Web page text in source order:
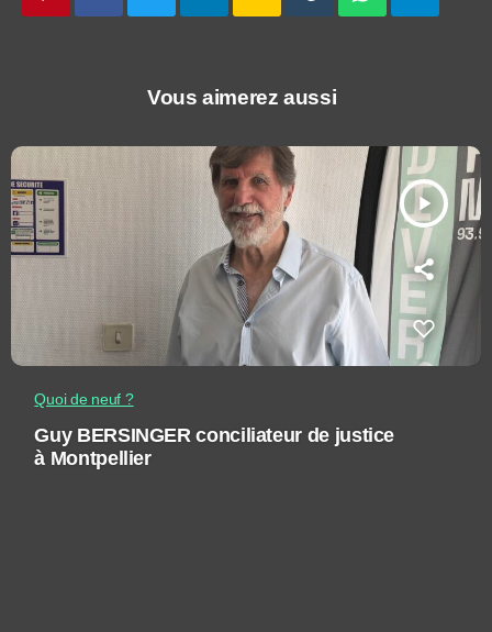
Vous aimerez aussi
play_arrow
Quoi de neuf ?
Guy BERSINGER conciliateur de justice
à Montpellier